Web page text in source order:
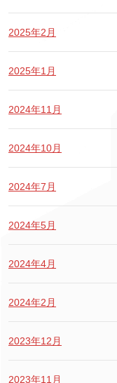
2025年2月
2025年1月
2024年11月
2024年10月
2024年7月
2024年5月
2024年4月
2024年2月
2023年12月
2023年11月